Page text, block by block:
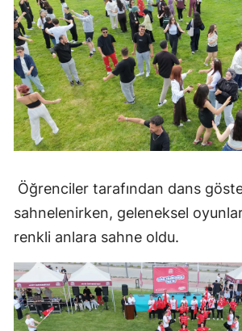
Öğrenciler tarafından dans
sahnelenirken, geleneksel
renkli anlara sahne oldu.